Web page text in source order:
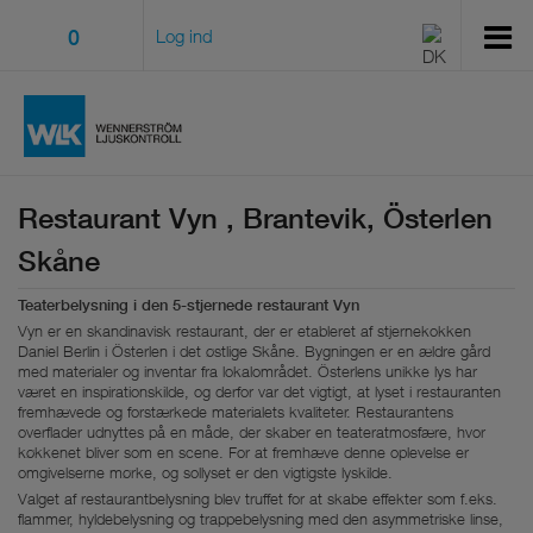
0 Log ind
Restaurant Vyn , Brantevik, Österlen
Skåne
Teaterbelysning i den 5-stjernede restaurant Vyn
Vyn er en skandinavisk restaurant, der er etableret af stjernekokken
Daniel Berlin i Österlen i det østlige Skåne. Bygningen er en ældre gård
med materialer og inventar fra lokalområdet. Österlens unikke lys har
været en inspirationskilde, og derfor var det vigtigt, at lyset i restauranten
fremhævede og forstærkede materialets kvaliteter. Restaurantens
overflader udnyttes på en måde, der skaber en teateratmosfære, hvor
køkkenet bliver som en scene. For at fremhæve denne oplevelse er
omgivelserne mørke, og sollyset er den vigtigste lyskilde.
Valget af restaurantbelysning blev truffet for at skabe effekter som f.eks.
flammer, hyldebelysning og trappebelysning med den asymmetriske linse,